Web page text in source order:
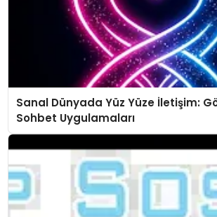
Sanal Dünyada Yüz Yüze İletişim:
Sohbet Uygulamaları